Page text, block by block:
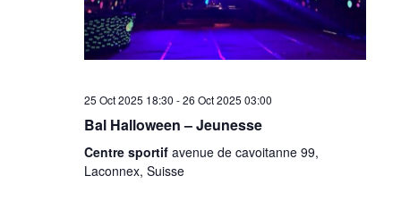
25 Oct 2025 18:30 -26 Oct 2025 03:00
Bal Halloween – Jeunesse
Centre sportif avenue de cavoitanne 99,
Laconnex, Suisse